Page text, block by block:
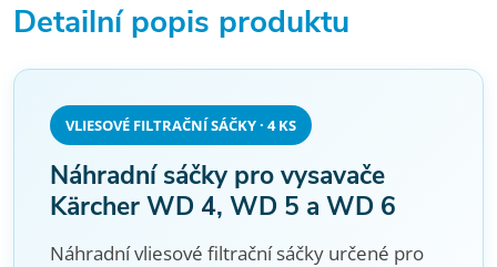
Detailní popis produktu
VLIESOVÉ FILTRAČNÍ SÁČKY · 4 KS
Náhradní sáčky pro vysavače
Kärcher WD 4, WD 5 a WD 6
Náhradní vliesové filtrační sáčky určené pro